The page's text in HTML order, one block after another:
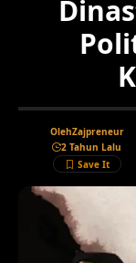
OlehZajpreneur
2 Tahun Lalu